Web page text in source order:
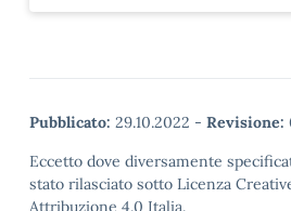
Pubblicato: 29.10.2022 - Revisione:
Eccetto dove diversamente
stato rilasciato sotto Licenza
Attribuzione 4.0 Italia.